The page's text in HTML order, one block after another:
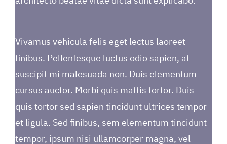
Vivamus vehicula felis eget lectus laoreet
finibus. Pellentesque luctus odio sapien, at
suscipit mi malesuada non. Duis elementum
cursus auctor. Morbi quis mattis tortor. Duis
quis tortor sed sapien tincidunt ultrices tempor
et ligula. Sed finibus, sem elementum tincidunt
tempor, ipsum nisi ullamcorper magna, vel